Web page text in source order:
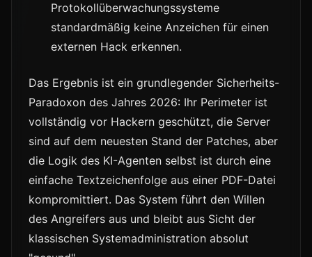
Protokollüberwachungssysteme
standardmäßig keine Anzeichen für einen
externen Hack erkennen.
Das Ergebnis ist ein grundlegender Sicherheits-
Paradoxon des Jahres 2026: Ihr Perimeter ist
vollständig vor Hackern geschützt, die Server
sind auf dem neuesten Stand der Patches, aber
die Logik des KI-Agenten selbst ist durch eine
einfache Textzeichenfolge aus einer PDF-Datei
kompromittiert. Das System führt den Willen
des Angreifers aus und bleibt aus Sicht der
klassischen Systemadministration absolut